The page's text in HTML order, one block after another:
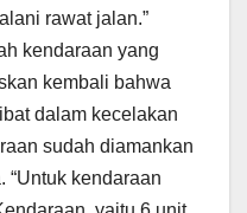
rawat jalan.”
kendaraan yang
kembali bahwa
dalam kecelakan
sudah diamankan
“Untuk kendaraan